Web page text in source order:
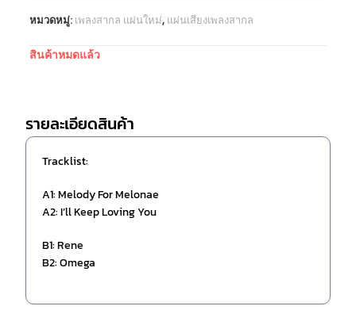
หมวดหมู่: เพลงสากล แผ่นใหม่, แผ่นเสียงเพลงสากล
สินค้าหมดแล้ว
รายละเอียดสินค้า
Tracklist:
A1: Melody For Melonae
A2: I’ll Keep Loving You
B1: Rene
B2: Omega